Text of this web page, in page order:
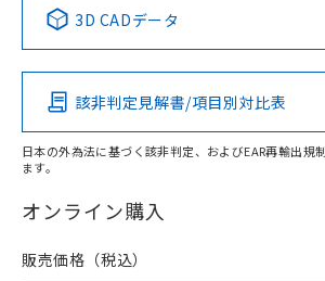
Pb Hg Cd
O
在庫等で未対応品が混在する可能性があ
問い合わせください。
この製品の規格認証
その他の認証はこちらのページ
3D CADデータ
該非判定見解書/項目別対比表
日本の外為法に基づく該非判定、およびEAR再輸出規
ます。
オンライン購入
販売価格（税込）